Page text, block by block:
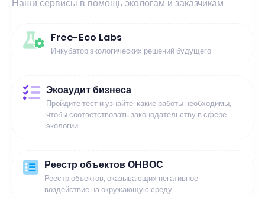
Наши сервисы в помощь экологам и заказчикам
Free-Eco Labs
Инкубатор экологических решений будущего
Экоаудит бизнеса
Пройдите тест и узнайте, какие работы необходимы,
чтобы соответствовать законодательству в сфере
экологии
Реестр объектов ОНВОС
Реестр объектов, оказывающих негативное
воздействие на окружающую среду